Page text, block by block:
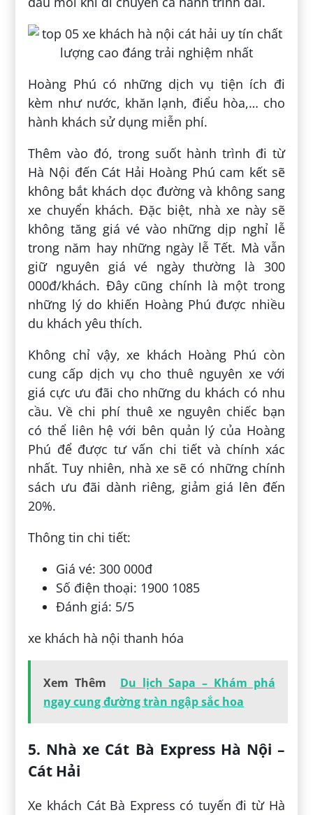
Hoàng Phú có những dịch vụ tiện ích đi
kèm như nước, khăn lạnh, điểu hòa,… cho
hành khách sử dụng miễn phí.
Thêm vào đó, trong suốt hành trình đi từ
Hà Nội đến Cát Hải Hoàng Phú cam kết sẽ
không bắt khách dọc đường và không sang
xe chuyển khách. Đặc biệt, nhà xe này sẽ
không tăng giá vé vào những dịp nghỉ lễ
trong năm hay những ngày lễ Tết. Mà vẫn
giữ nguyên giá vé ngày thường là 300
000đ/khách. Đây cũng chính là một trong
những lý do khiến Hoàng Phú được nhiều
du khách yêu thích.
Không chỉ vậy, xe khách Hoàng Phú còn
cung cấp dịch vụ cho thuê nguyên xe với
giá cực ưu đãi cho những du khách có nhu
cầu. Về chi phí thuê xe nguyên chiếc bạn
có thể liên hệ với bên quản lý của Hoàng
Phú để được tư vấn chi tiết và chính xác
nhất. Tuy nhiên, nhà xe sẽ có những chính
sách ưu đãi dành riêng, giảm giá lên đến
20%.
Thông tin chi tiết:
Giá vé: 300 000đ
Số điện thoại: 1900 1085
Đánh giá: 5/5
xe khách hà nội thanh hóa
Xem Thêm
Du lịch Sapa – Khám phá
ngay cung đường tràn ngập sắc hoa
5. Nhà xe Cát Bà Express Hà Nội –
Cát Hải
Xe khách Cát Bà Express có tuyến đi từ Hà